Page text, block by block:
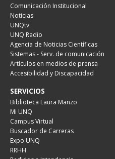
Comunicación Institucional
Noticias
UNQtv
UNQ Radio
Agencia de Noticias Científicas
Sistemas - Serv. de comunicación
Artículos en medios de prensa
Accesibilidad y Discapacidad
SERVICIOS
Biblioteca Laura Manzo
Mi UNQ
Campus Virtual
Buscador de Carreras
Expo UNQ
RRHH